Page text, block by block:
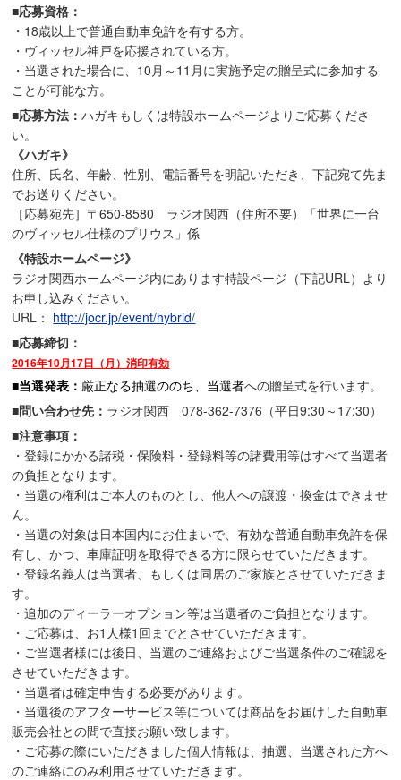
■応募資格：
・18歳以上で普通自動車免許を有する方。
・ヴィッセル神戸を応援されている方。
・当選された場合に、10月～11月に実施予定の贈呈式に参加する
ことが可能な方。
■応募方法：ハガキもしくは特設ホームページよりご応募くださ
い。
《ハガキ》
住所、氏名、年齢、性別、電話番号を明記いただき、下記宛て先ま
でお送りください。
［応募宛先］〒650-8580 ラジオ関西（住所不要）「世界に一台
のヴィッセル仕様のプリウス」係
《特設ホームページ》
ラジオ関西ホームページ内にあります特設ページ（下記URL）より
お申し込みください。
URL： http://jocr.jp/event/hybrid/
■応募締切：
2016年10月17日（月）消印有効
■当選発表： 厳正なる抽選ののち、当選者への贈呈式を行います。
■問い合わせ先： ラジオ関西 078-362-7376（平日9:30～17:30）
■注意事項：
・登録にかかる諸税・保険料・登録料等の諸費用等はすべて当選者
の負担となります。
・当選の権利はご本人のものとし、他人への譲渡・換金はできませ
ん。
・当選の対象は日本国内にお住まいで、有効な普通自動車免許を保
有し、かつ、車庫証明を取得できる方に限らせていただきます。
・登録名義人は当選者、もしくは同居のご家族とさせていただきま
す。
・追加のディーラーオプション等は当選者のご負担となります。
・ご応募は、お1人様1回までとさせていただきます。
・ご当選者様には後日、当選のご連絡およびご当選条件のご確認を
させていただきます。
・当選者は確定申告する必要があります。
・当選後のアフターサービス等については商品をお届けした自動車
販売会社との間で直接お願い致します。
・ご応募の際にいただきました個人情報は、抽選、当選された方へ
のご連絡にのみ利用させていただきます。